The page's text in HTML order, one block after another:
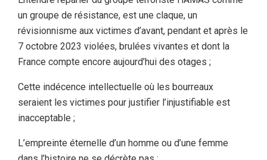
un groupe de résistance, est une claque, un
révisionnisme aux victimes d’avant, pendant et après le
7 octobre 2023 violées, brulées vivantes et dont la
France compte encore aujourd’hui des otages ;
Cette indécence intellectuelle où les bourreaux
seraient les victimes pour justifier l’injustifiable est
inacceptable ;
L’empreinte éternelle d’un homme ou d’une femme